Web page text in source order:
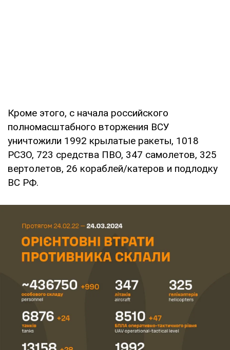
Кроме этого, с начала российского
полномасштабного вторжения ВСУ
уничтожили 1992 крылатые ракеты, 1018
РСЗО, 723 средства ПВО, 347 самолетов, 325
вертолетов, 26 кораблей/катеров и подлодку
ВС РФ.